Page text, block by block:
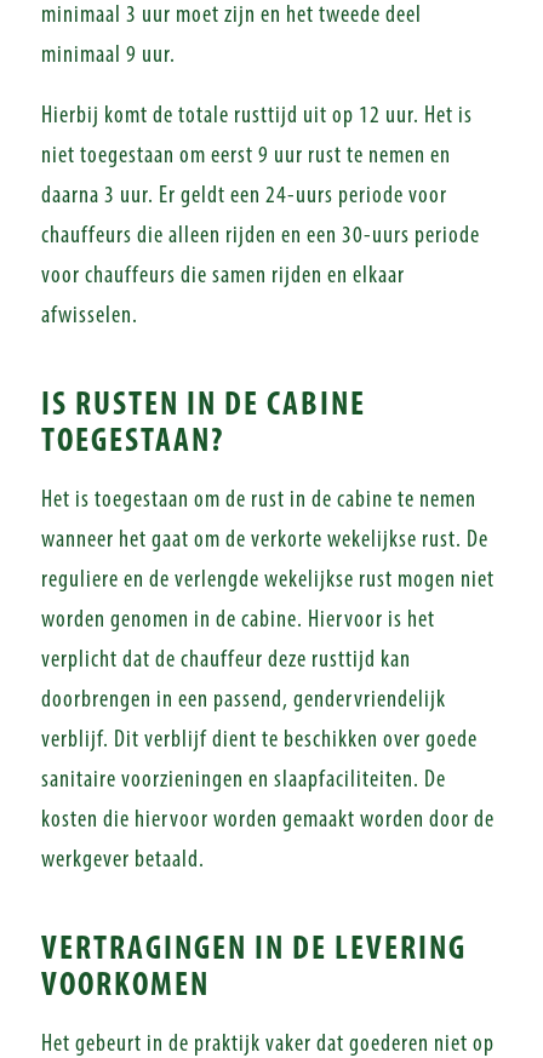
minimaal 3 uur moet zijn en het tweede deel
minimaal 9 uur.
Hierbij komt de totale rusttijd uit op 12 uur. Het is
niet toegestaan om eerst 9 uur rust te nemen en
daarna 3 uur. Er geldt een 24-uurs periode voor
chauffeurs die alleen rijden en een 30-uurs periode
voor chauffeurs die samen rijden en elkaar
afwisselen.
IS RUSTEN IN DE CABINE
TOEGESTAAN?
Het is toegestaan om de rust in de cabine te nemen
wanneer het gaat om de verkorte wekelijkse rust. De
reguliere en de verlengde wekelijkse rust mogen niet
worden genomen in de cabine. Hiervoor is het
verplicht dat de chauffeur deze rusttijd kan
doorbrengen in een passend, gendervriendelijk
verblijf. Dit verblijf dient te beschikken over goede
sanitaire voorzieningen en slaapfaciliteiten. De
kosten die hiervoor worden gemaakt worden door de
werkgever betaald.
VERTRAGINGEN IN DE LEVERING
VOORKOMEN
Het gebeurt in de praktijk vaker dat goederen niet op